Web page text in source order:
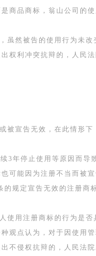
商品商标，翁山公司的
然被告的使用行为未
权利冲突抗辩的，人民法
宣告无效，在此情形
3年停止使用等原因而导
可能因为注册不当而被
规定宣告无效的注册商
用注册商标的行为是
观点认为，对于因使用
侵权抗辩的，人民法